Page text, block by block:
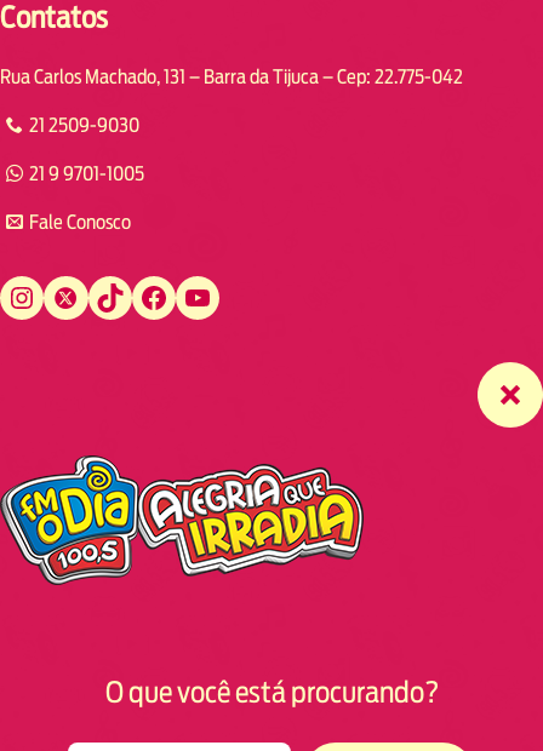
Contatos
Rua Carlos Machado, 131 – Barra da Tijuca – Cep: 22.775-042
21 2509-9030
21 9 9701-1005
Fale Conosco
Instagram Twitter TikTok Facebook YouTube
O que você está procurando?